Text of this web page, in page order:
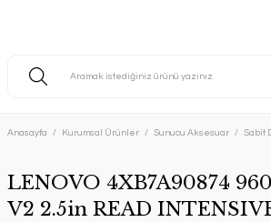
Anasayfa Kurumsal Ürünler Sunucu Aksesuar Sabit
LENOVO 4XB7A90874
V2 2.5in READ